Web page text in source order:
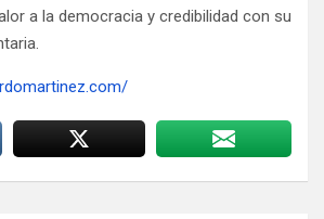
a la democracia y credibilidad con su